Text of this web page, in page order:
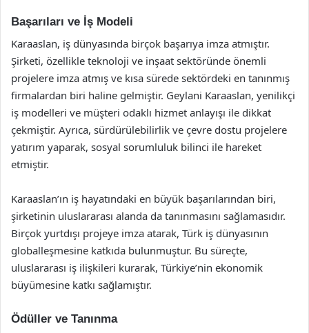
Başarıları ve İş Modeli
Karaaslan, iş dünyasında birçok başarıya imza atmıştır.
Şirketi, özellikle teknoloji ve inşaat sektöründe önemli
projelere imza atmış ve kısa sürede sektördeki en tanınmış
firmalardan biri haline gelmiştir. Geylani Karaaslan, yenilikçi
iş modelleri ve müşteri odaklı hizmet anlayışı ile dikkat
çekmiştir. Ayrıca, sürdürülebilirlik ve çevre dostu projelere
yatırım yaparak, sosyal sorumluluk bilinci ile hareket
etmiştir.
Karaaslan’ın iş hayatındaki en büyük başarılarından biri,
şirketinin uluslararası alanda da tanınmasını sağlamasıdır.
Birçok yurtdışı projeye imza atarak, Türk iş dünyasının
globalleşmesine katkıda bulunmuştur. Bu süreçte,
uluslararası iş ilişkileri kurarak, Türkiye’nin ekonomik
büyümesine katkı sağlamıştır.
Ödüller ve Tanınma